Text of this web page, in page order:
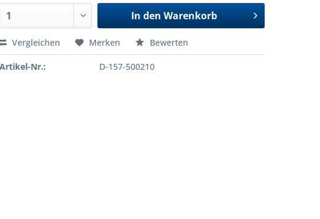
In den Warenkorb
Vergleichen Merken Bewerten
Artikel-Nr.: D-157-500210